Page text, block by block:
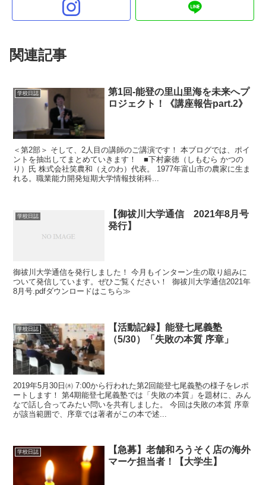
関連記事
学校日誌
第1回-能登の里山里海を未来へプ
ロジェクト！《講座報告part.2》
＜第2部＞ そして、2人目の講師のご講演です！ 本ブログでは、ポイ
ントを抽出してまとめていきます！ ■下村豪徳（しもむら かつの
り）氏 株式会社笑農和（えのわ）代表。 1977年富山市の農家に生ま
れる。職業能力開発短期大学情報技術科...
学校日誌
【御祓川大学通信 2021年8月号
発行】
御祓川大学通信を発行しました！ 今月もインターン生の取り組みに
ついて発信しています。ぜひご覧ください！ 御祓川大学通信2021年
8月号.pdfダウンロードはこちら≫
学校日誌
【活動記録】能登七尾義塾
（5/30）「失敗の本質 序章」
2019年5月30日㈭ 7:00から行われた第2回能登七尾義塾の様子をレポ
ートします！ 第4期能登七尾義塾では「失敗の本質」を題材に、みん
なで話し合ってみたい問いを共有しました。 今回は失敗の本質 序章
が該当範囲で、序章では著者がこの本で述...
学校日誌
【急募】老舗和ろうそく店の海外
マーケ担当者！【大学生】